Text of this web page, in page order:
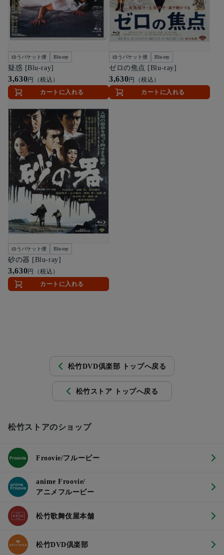
ゆうパケット便 Blu-ray
疑惑 [Blu-ray]
3,630円（税込）
カートに入れる
ゆうパケット便 Blu-ray
ゼロの焦点 [Blu-ray]
3,630円（税込）
カートに入れる
ゆうパケット便 Blu-ray
砂の器 [Blu-ray]
3,630円（税込）
カートに入れる
松竹DVD倶楽部 トップへ戻る
松竹ストア トップへ戻る
松竹ストアのショップ
Froovie/フルービー
anime Froovie/
アニメフルービー
松竹歌舞伎屋本舗
松竹DVD倶楽部